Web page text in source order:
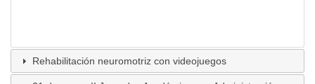
Rehabilitación neuromotriz con videojuegos